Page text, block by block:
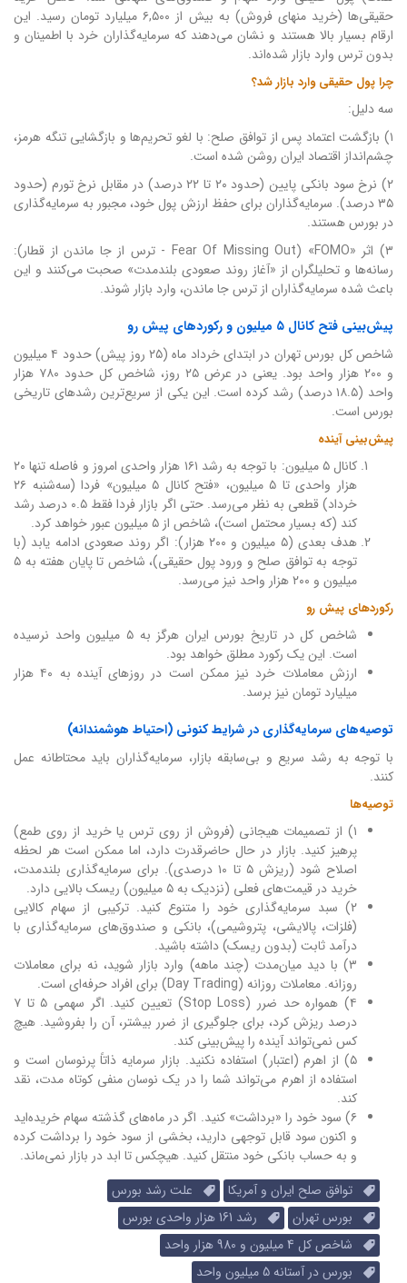
حقیقی‌ها (خرید منهای فروش) به بیش از ۶,۵۰۰ میلیارد تومان رسید. این
ارقام بسیار بالا هستند و نشان می‌دهند که سرمایه‌گذاران خرد با اطمینان و
بدون ترس وارد بازار شده‌اند.
چرا پول حقیقی وارد بازار شد؟
سه دلیل:
۱) بازگشت اعتماد پس از توافق صلح: با لغو تحریم‌ها و بازگشایی تنگه هرمز،
چشم‌انداز اقتصاد ایران روشن شده است.
۲) نرخ سود بانکی پایین (حدود ۲۰ تا ۲۲ درصد) در مقابل نرخ تورم (حدود
۳۵ درصد). سرمایه‌گذاران برای حفظ ارزش پول خود، مجبور به سرمایه‌گذاری
در بورس هستند.
۳) اثر «FOMO» (Fear Of Missing Out - ترس از جا ماندن از قطار):
رسانه‌ها و تحلیلگران از «آغاز روند صعودی بلندمدت» صحبت می‌کنند و این
باعث شده سرمایه‌گذاران از ترس جا ماندن، وارد بازار شوند.
پیش‌بینی فتح کانال ۵ میلیون و رکوردهای پیش رو
شاخص کل بورس تهران در ابتدای خرداد ماه (۲۵ روز پیش) حدود ۴ میلیون
و ۲۰۰ هزار واحد بود. یعنی در عرض ۲۵ روز، شاخص کل حدود ۷۸۰ هزار
واحد (۱۸.۵ درصد) رشد کرده است. این یکی از سریع‌ترین رشدهای تاریخی
بورس است.
پیش‌بینی آینده
کانال ۵ میلیون: با توجه به رشد ۱۶۱ هزار واحدی امروز و فاصله تنها ۲۰
هزار واحدی تا ۵ میلیون، «فتح کانال ۵ میلیون» فردا (سه‌شنبه ۲۶
خرداد) قطعی به نظر می‌رسد. حتی اگر بازار فردا فقط ۰.۵ درصد رشد
کند (که بسیار محتمل است)، شاخص از ۵ میلیون عبور خواهد کرد.
هدف بعدی (۵ میلیون و ۲۰۰ هزار): اگر روند صعودی ادامه یابد (با
توجه به توافق صلح و ورود پول حقیقی)، شاخص تا پایان هفته به ۵
میلیون و ۲۰۰ هزار واحد نیز می‌رسد.
رکوردهای پیش رو
شاخص کل در تاریخ بورس ایران هرگز به ۵ میلیون واحد نرسیده
است. این یک رکورد مطلق خواهد بود.
ارزش معاملات خرد نیز ممکن است در روزهای آینده به ۴۰ هزار
میلیارد تومان نیز برسد.
توصیه‌های سرمایه‌گذاری در شرایط کنونی (احتیاط هوشمندانه)
با توجه به رشد سریع و بی‌سابقه بازار، سرمایه‌گذاران باید محتاطانه عمل
کنند.
توصیه‌ها
۱) از تصمیمات هیجانی (فروش از روی ترس یا خرید از روی طمع)
پرهیز کنید. بازار در حال حاضرقدرت دارد، اما ممکن است هر لحظه
اصلاح شود (ریزش ۵ تا ۱۰ درصدی). برای سرمایه‌گذاری بلندمدت،
خرید در قیمت‌های فعلی (نزدیک به ۵ میلیون) ریسک بالایی دارد.
۲) سبد سرمایه‌گذاری خود را متنوع کنید. ترکیبی از سهام کالایی
(فلزات، پالایشی، پتروشیمی)، بانکی و صندوق‌های سرمایه‌گذاری با
درآمد ثابت (بدون ریسک) داشته باشید.
۳) با دید میان‌مدت (چند ماهه) وارد بازار شوید، نه برای معاملات
روزانه. معاملات روزانه (Day Trading) برای افراد حرفه‌ای است.
۴) همواره حد ضرر (Stop Loss) تعیین کنید. اگر سهمی ۵ تا ۷
درصد ریزش کرد، برای جلوگیری از ضرر بیشتر، آن را بفروشید. هیچ
کس نمی‌تواند آینده را پیش‌بینی کند.
۵) از اهرم (اعتبار) استفاده نکنید. بازار سرمایه ذاتاً پرنوسان است و
استفاده از اهرم می‌تواند شما را در یک نوسان منفی کوتاه مدت، نقد
کند.
۶) سود خود را «برداشت» کنید. اگر در ماه‌های گذشته سهام خریده‌اید
و اکنون سود قابل توجهی دارید، بخشی از سود خود را برداشت کرده
و به حساب بانکی خود منتقل کنید. هیچکس تا ابد در بازار نمی‌ماند.
توافق صلح ایران و آمریکا
علت رشد بورس
بورس تهران
رشد 161 هزار واحدی بورس
شاخص کل 4 میلیون و 980 هزار واحد
بورس در آستانه 5 میلیون واحد